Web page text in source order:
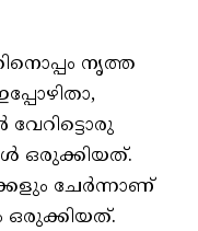
നൃത്ത
വേറിട്ടൊരു
ചേർന്നാണ്
ഒരുക്കിയത്.